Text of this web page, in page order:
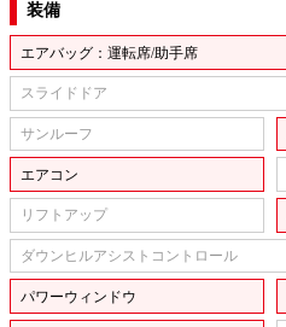
装備
エアバッグ：運転席/助手席
スライドドア
サンルーフ
エアコン
リフトアップ
ダウンヒルアシストコントロール
パワーウィンドウ